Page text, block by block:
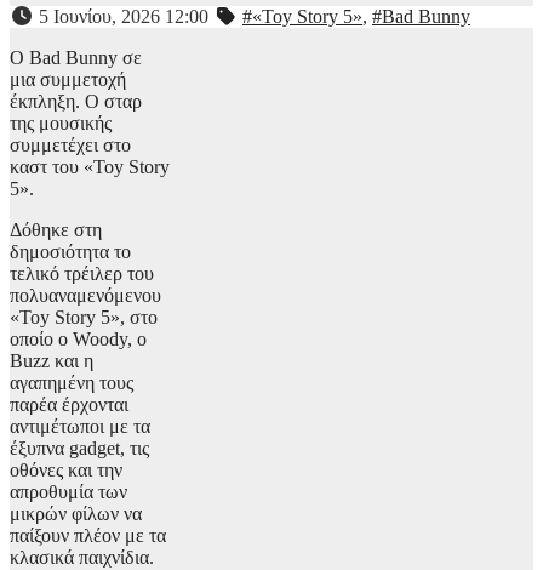
5 Ιουνίου, 2026 12:00 #«Toy Story 5», #Bad Bunny
Ο Bad Bunny σε
μια συμμετοχή
έκπληξη. Ο σταρ
της μουσικής
συμμετέχει στο
καστ του «Toy Story
5».
Δόθηκε στη
δημοσιότητα το
τελικό τρέιλερ του
πολυαναμενόμενου
«Toy Story 5», στο
οποίο ο Woody, ο
Buzz και η
αγαπημένη τους
παρέα έρχονται
αντιμέτωποι με τα
έξυπνα gadget, τις
οθόνες και την
απροθυμία των
μικρών φίλων να
παίξουν πλέον με τα
κλασικά παιχνίδια.